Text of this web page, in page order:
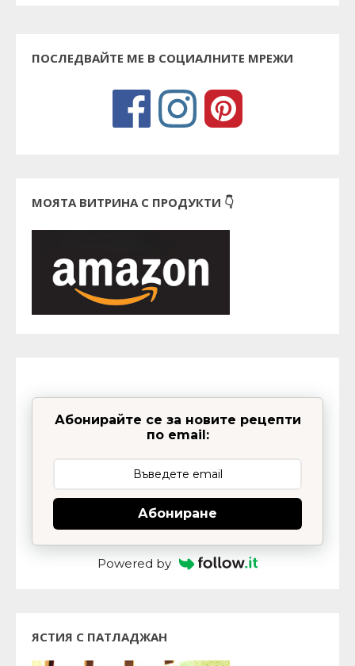
ПОСЛЕДВАЙТЕ МЕ В СОЦИАЛНИТЕ МРЕЖИ
МОЯТА ВИТРИНА С ПРОДУКТИ 👇
Абонирайте се за новите рецепти
по email:
Абониране
Powered by
ЯСТИЯ С ПАТЛАДЖАН